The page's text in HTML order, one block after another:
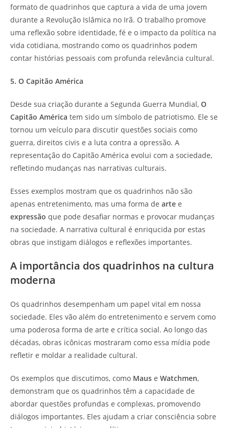
formato de quadrinhos que captura a vida de uma jovem
durante a Revolução Islâmica no Irã. O trabalho promove
uma reflexão sobre identidade, fé e o impacto da política na
vida cotidiana, mostrando como os quadrinhos podem
contar histórias pessoais com profunda relevância cultural.
5. O Capitão América
Desde sua criação durante a Segunda Guerra Mundial, O
Capitão América tem sido um símbolo de patriotismo. Ele se
tornou um veículo para discutir questões sociais como
guerra, direitos civis e a luta contra a opressão. A
representação do Capitão América evolui com a sociedade,
refletindo mudanças nas narrativas culturais.
Esses exemplos mostram que os quadrinhos não são
apenas entretenimento, mas uma forma de arte e
expressão que pode desafiar normas e provocar mudanças
na sociedade. A narrativa cultural é enriqucida por estas
obras que instigam diálogos e reflexões importantes.
A importância dos quadrinhos na cultura
moderna
Os quadrinhos desempenham um papel vital em nossa
sociedade. Eles vão além do entretenimento e servem como
uma poderosa forma de arte e crítica social. Ao longo das
décadas, obras icônicas mostraram como essa mídia pode
refletir e moldar a realidade cultural.
Os exemplos que discutimos, como Maus e Watchmen,
demonstram que os quadrinhos têm a capacidade de
abordar questões profundas e complexas, promovendo
diálogos importantes. Eles ajudam a criar consciência sobre